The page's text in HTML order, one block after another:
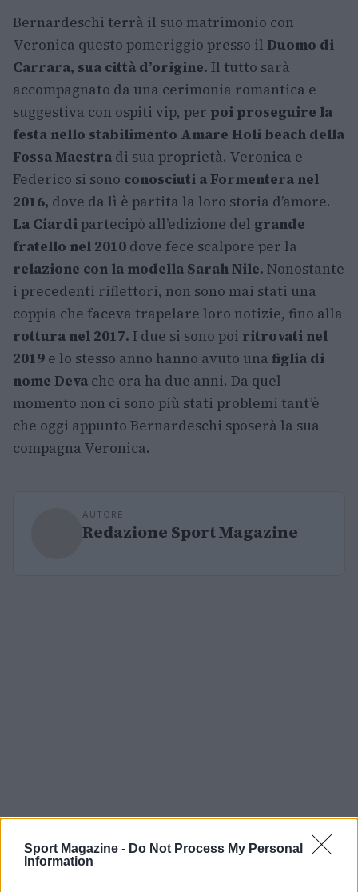
Sport Magazine - Do Not Process My Personal
Information
Bernardeschi terrà il suo matrimonio con
Veronica questo pomeriggio presso il Duomo di
Carrara, sua città d’origine. Il tutto sarà
accompagnato da una cerimonia romantica e
suggestiva con ospiti vip, per poi proseguire la
festa nello stabilimento Amare Holi beach della
Fossa Maestra di sua proprietà. Veronica e
Federico si sono conosciuti a Formentera nel
2016, dove da lì è partita la loro storia d’amore.
La Ciardipartecipò all’edizione del grande
fratello nel 2010 dove fece scalpore per la
relazione con la modella Sarah Nile. Nonostante
i precedenti riflettori, non sono mai stati una
coppia che faceva trapelare loro notizie, fino alla
rottura nel 2017. I due si sono poi ritrovati nel
2019 e lo stesso anno hanno avuto una figlia di
nome Deva che ora ha due anni. Da quel
momento non ci sono più stati problemi tant’è
che oggi appunto Bernardeschi sposerà la sua
compagna Veronica.
AUTORE
Redazione Sport Magazine